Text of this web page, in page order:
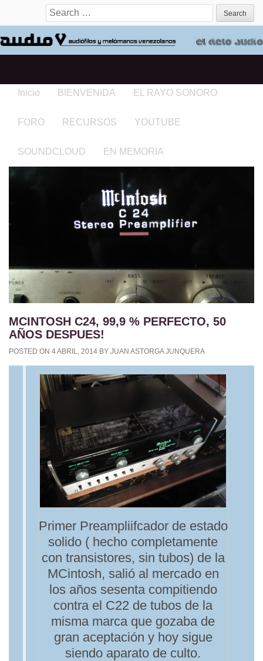
Search for:
Inicio BIENVENIDA EL RAYO SONORO
FORO RECURSOS YOUTUBE
SOUNDCLOUD EN MEMORIA
MCINTOSH C24, 99,9 % PERFECTO, 50
AÑOS DESPUES!
POSTED ON 4 ABRIL, 2014 BY JUAN ASTORGA JUNQUERA
Primer Preampliifcador de estado
solido ( hecho completamente
con transistores, sin tubos) de la
MCintosh, salió al mercado en
los años sesenta compitiendo
contra el C22 de tubos de la
misma marca que gozaba de
gran aceptación y hoy sigue
siendo aparato de culto.